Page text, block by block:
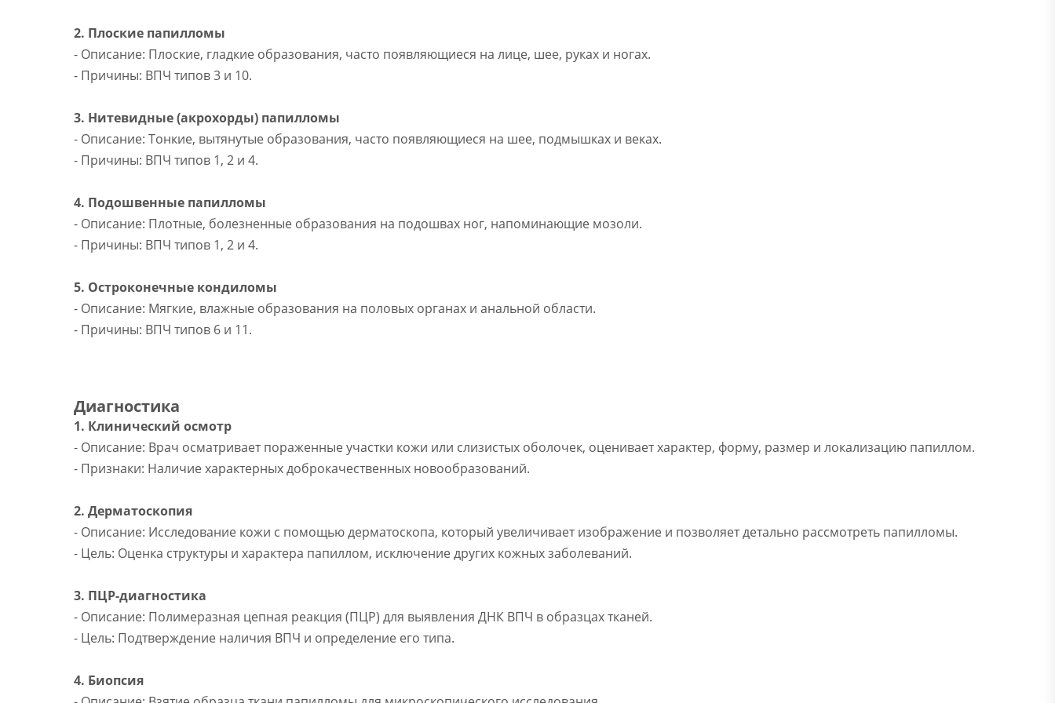
2. Плоские папилломы
- Описание: Плоские, гладкие образования, часто появляющиеся на лице, шее, руках и ногах.
- Причины: ВПЧ типов 3 и 10.
3. Нитевидные (акрохорды) папилломы
- Описание: Тонкие, вытянутые образования, часто появляющиеся на шее, подмышках и веках.
- Причины: ВПЧ типов 1, 2 и 4.
4. Подошвенные папилломы
- Описание: Плотные, болезненные образования на подошвах ног, напоминающие мозоли.
- Причины: ВПЧ типов 1, 2 и 4.
5. Остроконечные кондиломы
- Описание: Мягкие, влажные образования на половых органах и анальной области.
- Причины: ВПЧ типов 6 и 11.
Диагностика
1. Клинический осмотр
- Описание: Врач осматривает пораженные участки кожи или слизистых оболочек, оценивает характер, форму, размер и локализацию папиллом.
- Признаки: Наличие характерных доброкачественных новообразований.
2. Дерматоскопия
- Описание: Исследование кожи с помощью дерматоскопа, который увеличивает изображение и позволяет детально рассмотреть папилломы.
- Цель: Оценка структуры и характера папиллом, исключение других кожных заболеваний.
3. ПЦР-диагностика
- Описание: Полимеразная цепная реакция (ПЦР) для выявления ДНК ВПЧ в образцах тканей.
- Цель: Подтверждение наличия ВПЧ и определение его типа.
4. Биопсия